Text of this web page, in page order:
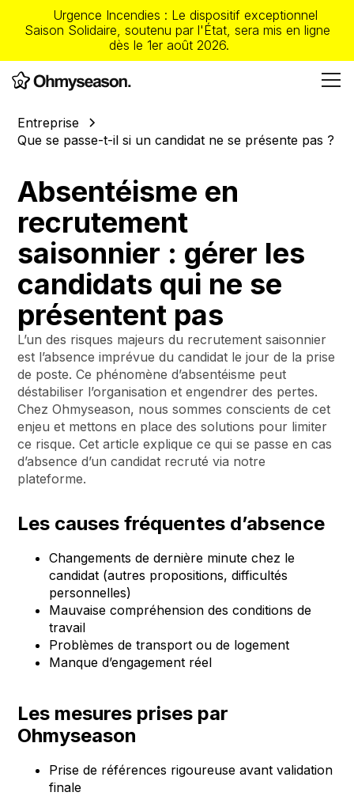
Urgence Incendies : Le dispositif exceptionnel
Saison Solidaire, soutenu par l'État, sera mis en ligne
dès le 1er août 2026.
Entreprise
Que se passe-t-il si un candidat ne se présente pas ?
Absentéisme en
recrutement
saisonnier : gérer les
candidats qui ne se
présentent pas
L’un des risques majeurs du recrutement saisonnier
est l’absence imprévue du candidat le jour de la prise
de poste. Ce phénomène d’absentéisme peut
déstabiliser l’organisation et engendrer des pertes.
Chez Ohmyseason, nous sommes conscients de cet
enjeu et mettons en place des solutions pour limiter
ce risque. Cet article explique ce qui se passe en cas
d’absence d’un candidat recruté via notre
plateforme.
Les causes fréquentes d’absence
Changements de dernière minute chez le
candidat (autres propositions, difficultés
personnelles)
Mauvaise compréhension des conditions de
travail
Problèmes de transport ou de logement
Manque d’engagement réel
Les mesures prises par
Ohmyseason
Prise de références rigoureuse avant validation
finale